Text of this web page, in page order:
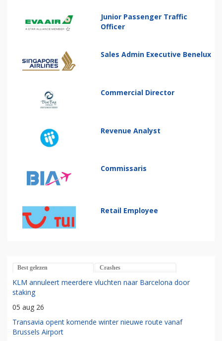
Junior Passenger Traffic
Officer
Sales Admin Executive Benelux
Commercial Director
Revenue Analyst
Commissaris
Retail Employee
Best gelezen Crashes
KLM annuleert meerdere vluchten naar Barcelona door
staking
05 aug 26
Transavia opent komende winter nieuwe route vanaf
Brussels Airport